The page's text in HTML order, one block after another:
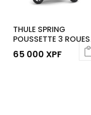
THULE SPRING
POUSSETTE 3 ROUES
65 000 XPF